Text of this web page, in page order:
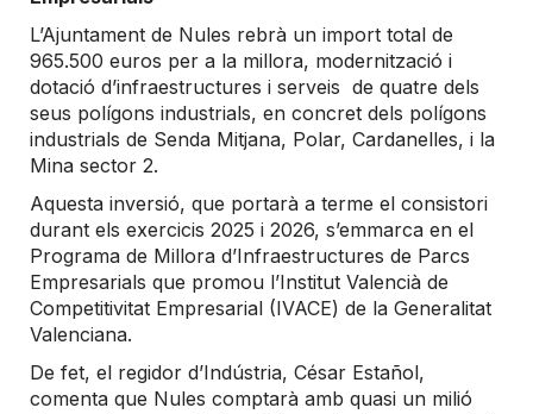
L’Ajuntament de Nules rebrà un import total de
965.500 euros per a la millora, modernització i
dotació d’infraestructures i serveis de quatre dels
seus polígons industrials, en concret dels polígons
industrials de Senda Mitjana, Polar, Cardanelles, i la
Mina sector 2.
Aquesta inversió, que portarà a terme el consistori
durant els exercicis 2025 i 2026, s’emmarca en el
Programa de Millora d’Infraestructures de Parcs
Empresarials que promou l’Institut Valencià de
Competitivitat Empresarial (IVACE) de la Generalitat
Valenciana.
De fet, el regidor d’Indústria, César Estañol,
comenta que Nules comptarà amb quasi un milió